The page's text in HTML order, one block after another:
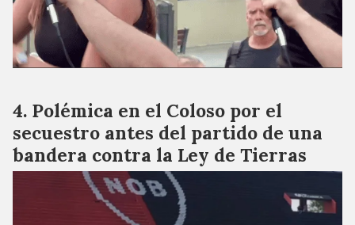
Polémica en el Coloso por el
secuestro antes del partido de una
bandera contra la Ley de Tierras